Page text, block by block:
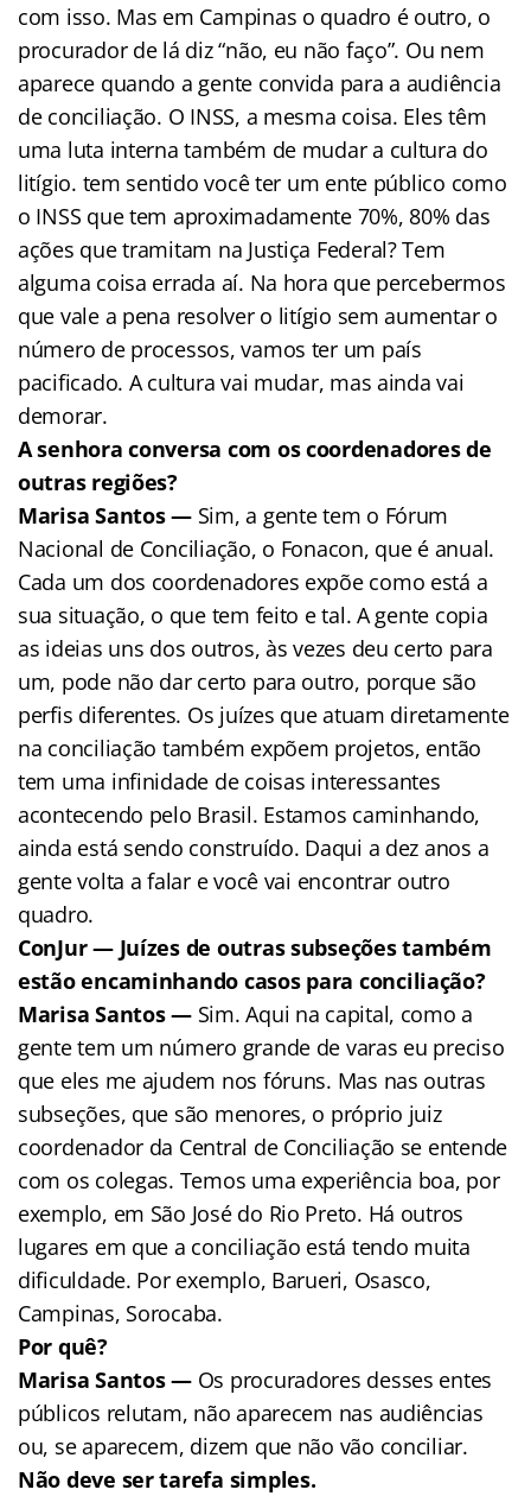
com isso. Mas em Campinas o quadro é outro, o
procurador de lá diz “não, eu não faço”. Ou nem
aparece quando a gente convida para a audiência
de conciliação. O INSS, a mesma coisa. Eles têm
uma luta interna também de mudar a cultura do
litígio. tem sentido você ter um ente público como
o INSS que tem aproximadamente 70%, 80% das
ações que tramitam na Justiça Federal? Tem
alguma coisa errada aí. Na hora que percebermos
que vale a pena resolver o litígio sem aumentar o
número de processos, vamos ter um país
pacificado. A cultura vai mudar, mas ainda vai
demorar.
A senhora conversa com os coordenadores de
outras regiões?
Marisa Santos —Sim, a gente tem o Fórum
Nacional de Conciliação, o Fonacon, que é anual.
Cada um dos coordenadores expõe como está a
sua situação, o que tem feito e tal. A gente copia
as ideias uns dos outros, às vezes deu certo para
um, pode não dar certo para outro, porque são
perfis diferentes. Os juízes que atuam diretamente
na conciliação também expõem projetos, então
tem uma infinidade de coisas interessantes
acontecendo pelo Brasil. Estamos caminhando,
ainda está sendo construído. Daqui a dez anos a
gente volta a falar e você vai encontrar outro
quadro.
ConJur — Juízes de outras subseções também
estão encaminhando casos para conciliação?
Marisa Santos —Sim. Aqui na capital, como a
gente tem um número grande de varas eu preciso
que eles me ajudem nos fóruns. Mas nas outras
subseções, que são menores, o próprio juiz
coordenador da Central de Conciliação se entende
com os colegas. Temos uma experiência boa, por
exemplo, em São José do Rio Preto. Há outros
lugares em que a conciliação está tendo muita
dificuldade. Por exemplo, Barueri, Osasco,
Campinas, Sorocaba.
Por quê?
Marisa Santos —Os procuradores desses entes
públicos relutam, não aparecem nas audiências
ou, se aparecem, dizem que não vão conciliar.
Não deve ser tarefa simples.